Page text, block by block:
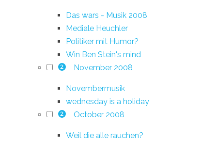
Das wars - Musik 2008
Mediale Heuchler
Politiker mit Humor?
Win Ben Stein's mind
2 November 2008
Novembermusik
wednesday is a holiday
2 October 2008
Weil die alle rauchen?